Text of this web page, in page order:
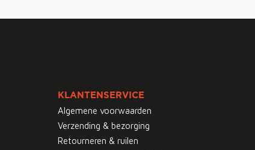
KLANTENSERVICE
Algemene voorwaarden
Verzending & bezorging
Retourneren & ruilen